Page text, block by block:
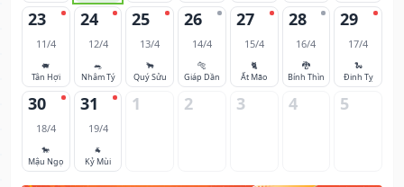
23
11/4
🐖
Tân Hợi
24
12/4
🐀
Nhâm Tý
25
13/4
🐂
Quý Sửu
26
14/4
🐅
Giáp Dần
27
15/4
🐈
Ất Mão
28
16/4
🐉
Bính Thìn
29
17/4
🐍
Đinh Tỵ
30
18/4
🐎
Mậu Ngọ
31
19/4
🐐
Kỷ Mùi
1 2 3 4 5